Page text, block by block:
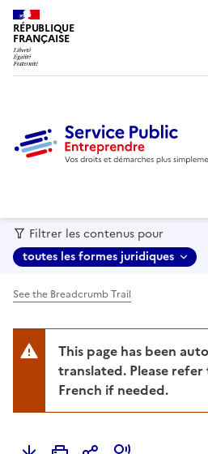
RÉPUBLIQUE
FRANÇAISE
Filtrer les contenus pour
toutes les formes juridiques
See the Breadcrumb Trail
This page has been automatically
translated. Please
French if needed.